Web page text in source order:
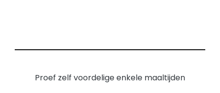
Proef zelf voordelige enkele maaltijden